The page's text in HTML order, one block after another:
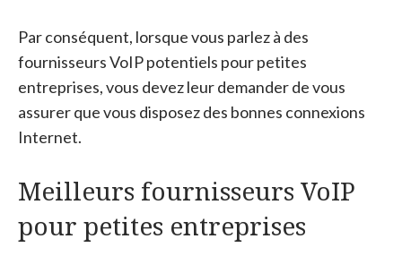
Par conséquent, lorsque vous parlez à des
fournisseurs VoIP potentiels pour petites
entreprises, vous devez leur demander de vous
assurer que vous disposez des bonnes connexions
Internet.
Meilleurs fournisseurs VoIP
pour petites entreprises